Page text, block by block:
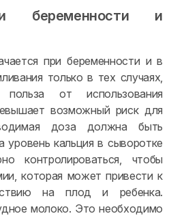
беременности и
при беременности и в
только в тех случаях,
польза от использования
возможный риск для
доза должна быть
уровень кальция в сыворотке
контролироваться, чтобы
которая может привести к
на плод и ребенка.
молоко. Это необходимо